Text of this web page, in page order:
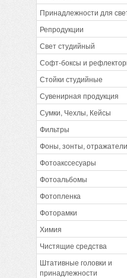
Принадлежности для
Репродукции
Свет студийный
Софт-боксы и
Стойки студийные
Сувенирная продукция
Сумки, Чехлы, Кейсы
Фильтры
Фоны, зонты, отражатели
Фотоакссесуары
Фотоальбомы
Фотопленка
Фоторамки
Химия
Чистящие средства
Штативные головки и
принадлежности